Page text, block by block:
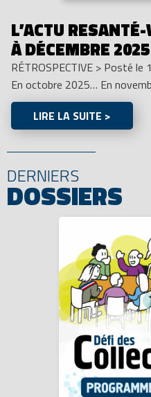
L’ACTU
À DÉCEMBRE 2025
RÉTROSPECTIVE > Posté le
En octobre 2025… En
LIRE LA SUITE >
DERNIERS
DOSSIERS